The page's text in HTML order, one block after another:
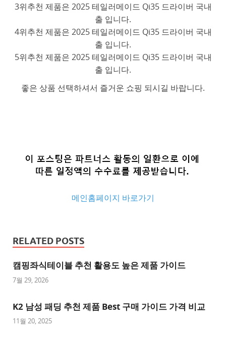
3위추천 제품은 2025 테일러메이드 Qi35 드라이버 국내
출 입니다.
4위추천 제품은 2025 테일러메이드 Qi35 드라이버 국내
출 입니다.
5위추천 제품은 2025 테일러메이드 Qi35 드라이버 국내
출 입니다.
좋은 상품 선택하셔서 즐거운 쇼핑 되시길 바랍니다.
메인홈페이지 바로가기
사
이
트
천
사
RELATED POSTS
캠핑좌식테이블 추천 활용도 높은 제품 가이드
7월 29, 2026
K2 남성 패딩 추천 제품 Best 구매 가이드 가격 비교
11월 20, 2025